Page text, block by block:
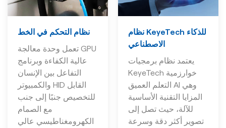
نظام التحكم في الخط
تعمل وحدة معالجة GPU
عالية الكفاءة وبرنامج
التفاعل بين الإنسان
والكمبيوتر HID القابل
للتخصيص جنبًا إلى جنب
مع الصمام
الكهرومغناطيسي عالي
نظام KeyeTech للذكاء
الاصطناعي
يعتمد نظام برمجيات
KeyeTech خوارزمية
التعلم العميق AI وهي
المزايا التقنية الأساسية
للآلة، حيث تصل إلى
تصوير أكثر دقة وسرعة